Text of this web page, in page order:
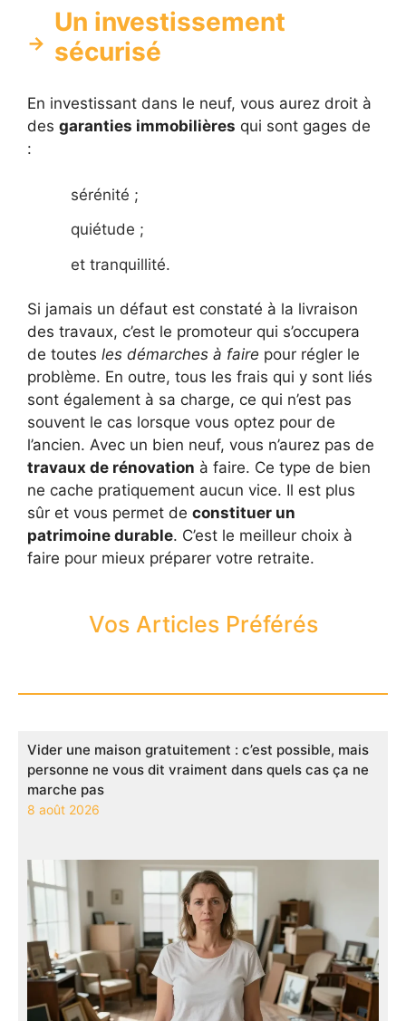
Un investissement
sécurisé
En investissant dans le neuf, vous aurez droit à
des garanties immobilières qui sont gages de
:
sérénité ;
quiétude ;
et tranquillité.
Si jamais un défaut est constaté à la livraison
des travaux, c’est le promoteur qui s’occupera
de toutes les démarches à faire pour régler le
problème. En outre, tous les frais qui y sont liés
sont également à sa charge, ce qui n’est pas
souvent le cas lorsque vous optez pour de
l’ancien. Avec un bien neuf, vous n’aurez pas de
travaux de rénovation à faire. Ce type de bien
ne cache pratiquement aucun vice. Il est plus
sûr et vous permet de constituer un
patrimoine durable. C’est le meilleur choix à
faire pour mieux préparer votre retraite.
Vos Articles Préférés
Vider une maison gratuitement : c’est possible, mais
personne ne vous dit vraiment dans quels cas ça ne
marche pas
8 août 2026